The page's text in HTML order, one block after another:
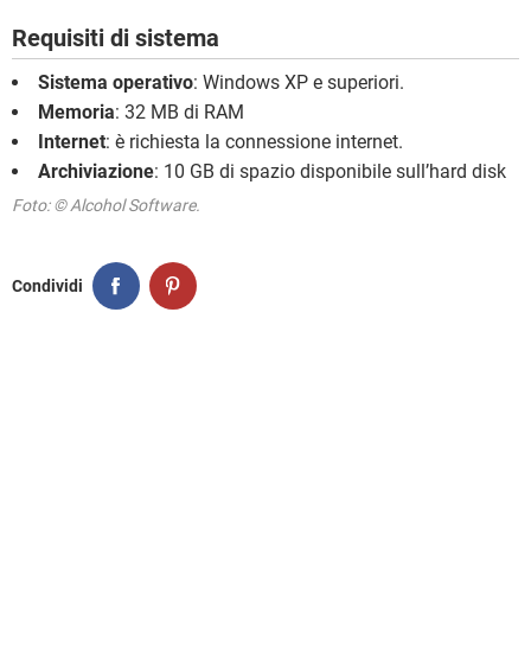
Requisiti di sistema
Sistema operativo: Windows XP e superiori.
Memoria: 32 MB di RAM
Internet: è richiesta la connessione internet.
Archiviazione: 10 GB di spazio disponibile sull’hard disk
Foto: © Alcohol Software.
Condividi